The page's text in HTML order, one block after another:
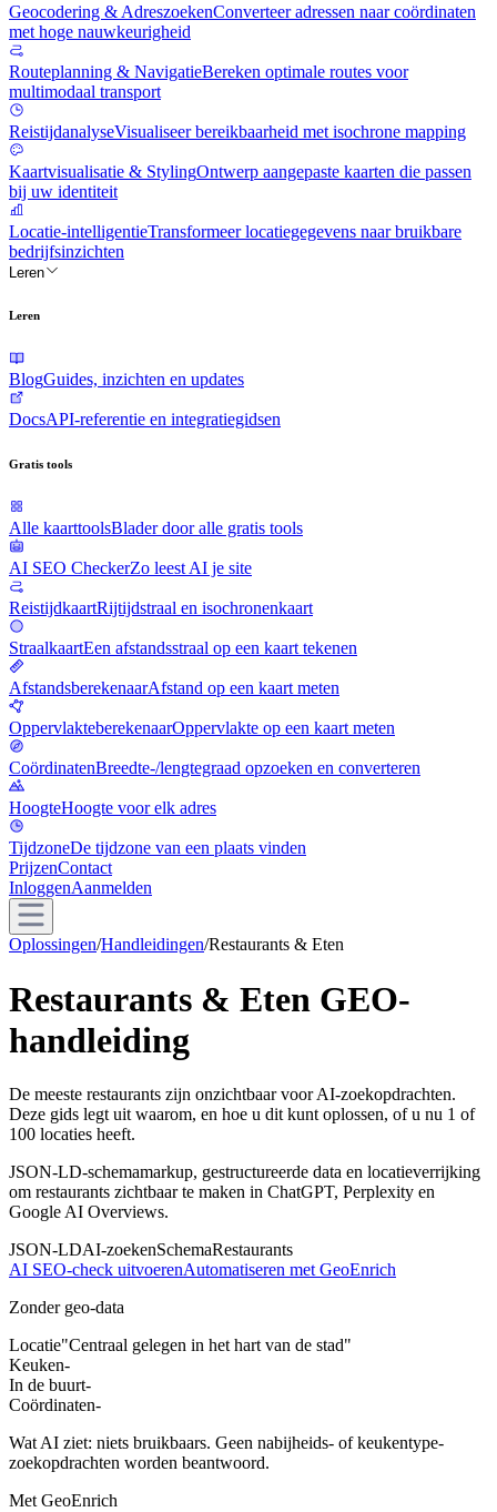
Geocodering & AdreszoekenConverteer adressen naar coördinaten
met hoge nauwkeurigheid
Routeplanning & NavigatieBereken optimale routes voor
multimodaal transport
ReistijdanalyseVisualiseer bereikbaarheid met isochrone mapping
Kaartvisualisatie & StylingOntwerp aangepaste kaarten die passen
bij uw identiteit
Locatie-intelligentieTransformeer locatiegegevens naar bruikbare
bedrijfsinzichten
Leren
Leren
BlogGuides, inzichten en updates
DocsAPI-referentie en integratiegidsen
Gratis tools
Alle kaarttoolsBlader door alle gratis tools
AI SEO CheckerZo leest AI je site
ReistijdkaartRijtijdstraal en isochronenkaart
StraalkaartEen afstandsstraal op een kaart tekenen
AfstandsberekenaarAfstand op een kaart meten
OppervlakteberekenaarOppervlakte op een kaart meten
CoördinatenBreedte-/lengtegraad opzoeken en converteren
HoogteHoogte voor elk adres
TijdzoneDe tijdzone van een plaats vinden
PrijzenContact
InloggenAanmelden
Oplossingen/Handleidingen/Restaurants & Eten
Restaurants & Eten GEO-
handleiding
De meeste restaurants zijn onzichtbaar voor AI-zoekopdrachten.
Deze gids legt uit waarom, en hoe u dit kunt oplossen, of u nu 1 of
100 locaties heeft.
JSON-LD-schemamarkup, gestructureerde data en locatieverrijking
om restaurants zichtbaar te maken in ChatGPT, Perplexity en
Google AI Overviews.
JSON-LDAI-zoekenSchemaRestaurants
AI SEO-check uitvoerenAutomatiseren met GeoEnrich
Zonder geo-data
Locatie"Centraal gelegen in het hart van de stad"
Keuken-
In de buurt-
Coördinaten-
Wat AI ziet: niets bruikbaars. Geen nabijheids- of keukentype-
zoekopdrachten worden beantwoord.
Met GeoEnrich